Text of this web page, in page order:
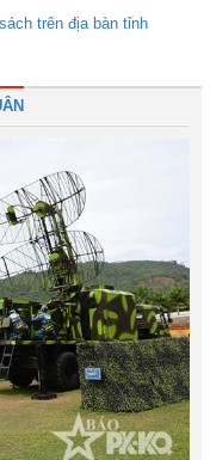
trên địa bàn tỉnh